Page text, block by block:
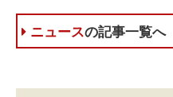
ニュースの記事一覧へ